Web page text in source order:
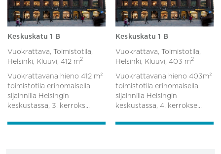
Keskuskatu 1 B
Vuokrattava, Toimistotila,
Helsinki, Kluuvi, 412 m2
Vuokrattavana hieno 412 m²
toimistotila erinomaisella
sijainnilla Helsingin
keskustassa, 3. kerroks...
Keskuskatu 1 B
Vuokrattava, Toimistotila,
Helsinki, Kluuvi, 403 m2
Vuokrattavana hieno 403m²
toimistotila erinomaisella
sijainnilla Helsingin
keskustassa, 4. kerrokse...